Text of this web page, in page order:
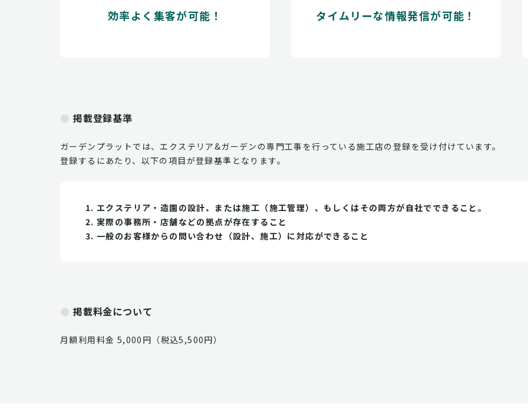
効率よく集客が可能！ タイムリーな情報発信が可能！
掲載登録基準
ガーデンプラットでは、エクステリア&ガーデンの専門工事を行っている施工店の登録を受け付けています。
登録するにあたり、以下の項目が登録基準となります。
エクステリア・造園の設計、または施工（施工管理）、もしくはその両方が自社でできること。
実際の事務所・店舗などの拠点が存在すること
一般のお客様からの問い合わせ（設計、施工）に対応ができること
掲載料金について
月額利用料金 5,000円（税込5,500円）